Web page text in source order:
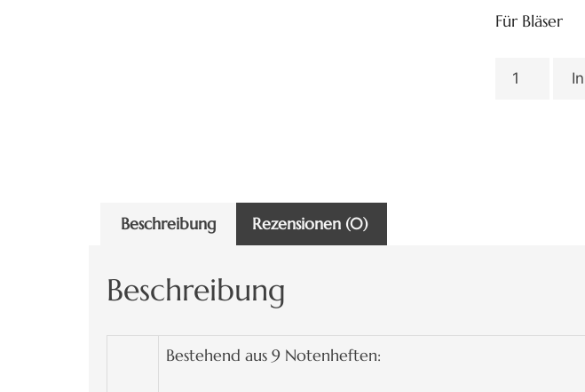
Für Bläser
Beschreibung Rezensionen (0)
Beschreibung
Bestehend aus 9 Notenheften: